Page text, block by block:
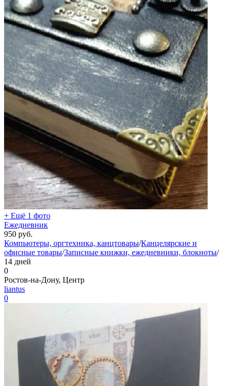
+ Ещё 1 фото
Ежедневник
950 руб.
Компьютеры, оргтехника, канцтовары/Канцелярские и
офисные товары/Записные книжки, ежедневники, блокноты/
14 дней
0
Ростов-на-Дону, Центр
liantus
0